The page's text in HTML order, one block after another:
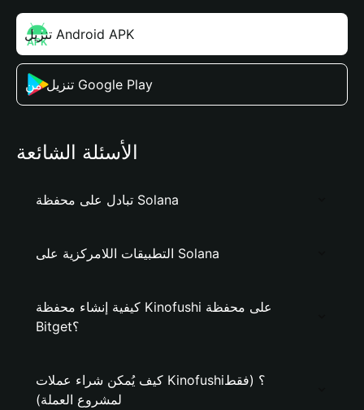
تنزيل Android APK
تنزيل من Google Play
الأسئلة الشائعة
تبادل على محفظة Solana
التطبيقات اللامركزية على Solana
كيفية إنشاء محفظة Kinofushi على محفظة
Bitget؟
كيف يُمكن شراء عملات Kinofushi؟ (فقط
لمشروع العملة)